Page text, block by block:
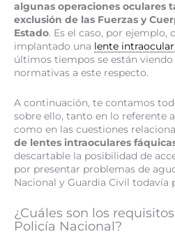
algunas operaciones oculares
exclusión de las Fuerzas y
Estado. Es el caso, por ejemplo,
implantado una lente intraocular
últimos tiempos se están
normativas a este respecto.
A continuación, te contamos
sobre ello, tanto en lo referente
como en las cuestiones
de lentes intraoculares
descartable la posibilidad de
por presentar problemas de
Nacional y Guardia Civil todavía
¿Cuáles son los
Policía Nacional?